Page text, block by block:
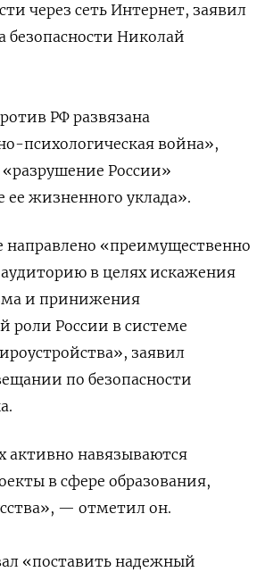
через сеть Интернет, заявил
безопасности Николай
РФ развязана
психологическая война»,
России»
жизненного уклада».
направлено «преимущественно
в целях искажения
и принижения
роли России в системе
заявил
по безопасности
активно навязываются
в сфере образования,
— отметил он.
«поставить надежный